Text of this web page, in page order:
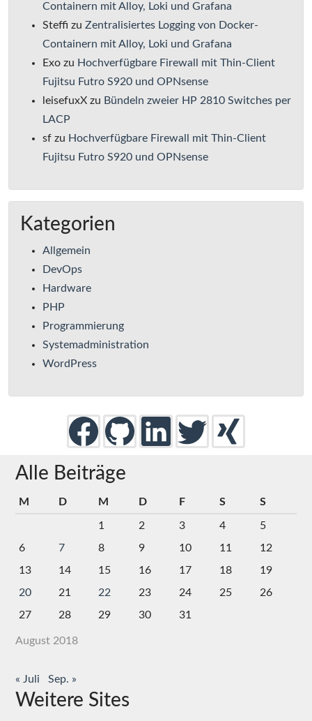
Containern mit Alloy, Loki und Grafana
Steffi zu Zentralisiertes Logging von Docker-
Containern mit Alloy, Loki und Grafana
Exo zu Hochverfügbare Firewall mit Thin-Client
Fujitsu Futro S920 und OPNsense
leisefuxX zu Bündeln zweier HP 2810 Switches per
LACP
sf zu Hochverfügbare Firewall mit Thin-Client
Fujitsu Futro S920 und OPNsense
Kategorien
Allgemein
DevOps
Hardware
PHP
Programmierung
Systemadministration
WordPress
Alle Beiträge
August 2018
M D M D F S S
1 2 3 4
5
6
7 8 9 10 11
12
13
14 15 16 17 18
19
20
21 22 23 24 25
26
27
28 29 30 31
« Juli Sep. »
Weitere Sites